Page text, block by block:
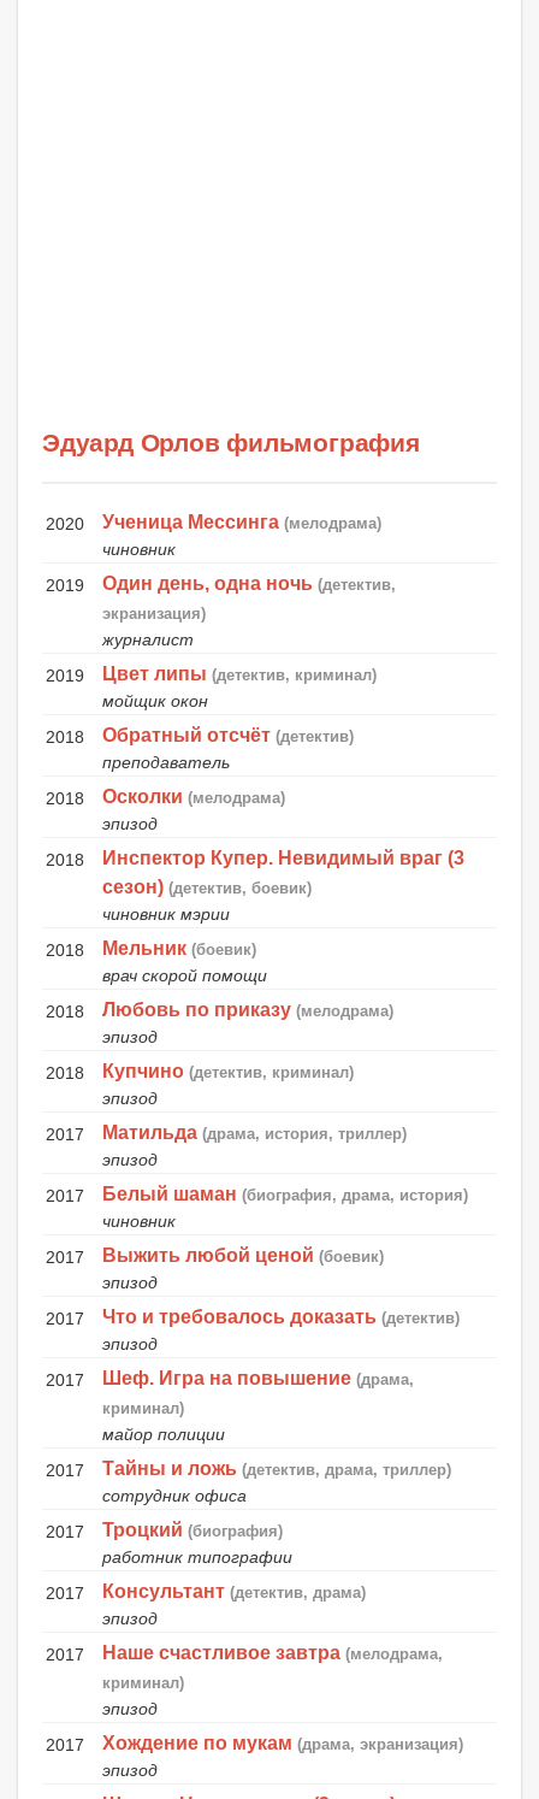
Эдуард Орлов фильмография
2020 Ученица Мессинга (мелодрама)
чиновник
2019
Один день, одна ночь (детектив,
экранизация)
журналист
2019
Цвет липы (детектив, криминал)
мойщик окон
2018
Обратный отсчёт (детектив)
преподаватель
2018
Осколки (мелодрама)
эпизод
2018
Инспектор Купер. Невидимый враг (3
сезон) (детектив, боевик)
чиновник мэрии
2018
Мельник (боевик)
врач скорой помощи
2018
Любовь по приказу (мелодрама)
эпизод
2018
Купчино (детектив, криминал)
эпизод
2017
Матильда (драма, история, триллер)
эпизод
2017
Белый шаман (биография, драма, история)
чиновник
2017
Выжить любой ценой (боевик)
эпизод
2017
Что и требовалось доказать (детектив)
эпизод
2017
Шеф. Игра на повышение (драма,
криминал)
майор полиции
2017
Тайны и ложь (детектив, драма, триллер)
сотрудник офиса
2017
Троцкий (биография)
работник типографии
2017
Консультант (детектив, драма)
эпизод
2017
Наше счастливое завтра (мелодрама,
криминал)
эпизод
2017
Хождение по мукам (драма, экранизация)
эпизод